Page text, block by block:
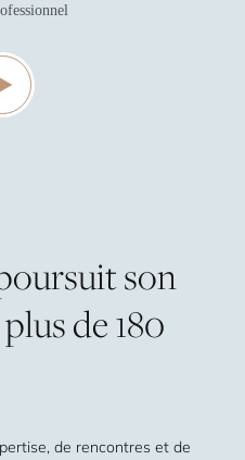
son
plusde180
de rencontres et de